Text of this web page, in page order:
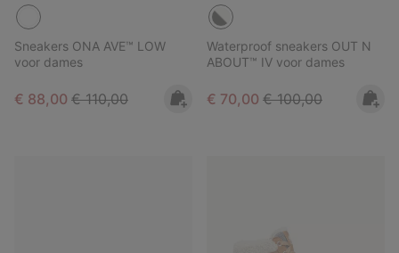
Sneakers ONA AVE™ LOW
voor dames
Sale price:
€ 88,00 Regular price:
€ 110,00
Waterproof sneakers OUT N
ABOUT™ IV voor dames
Sale price:
€ 70,00 Regular price:
€ 100,00